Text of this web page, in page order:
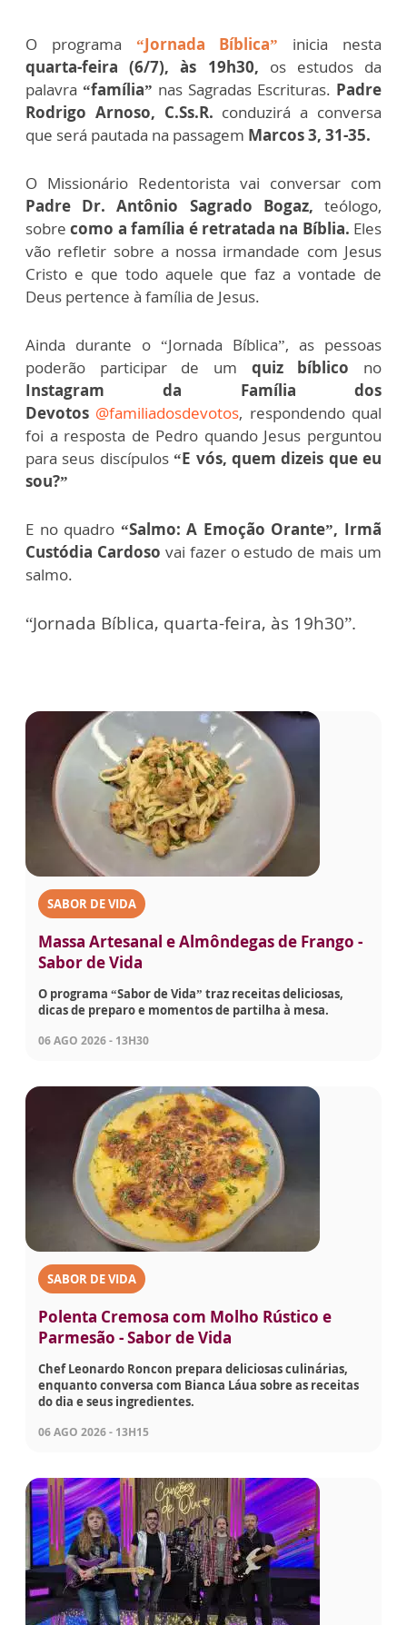
O programa “Jornada Bíblica” inicia nesta
quarta-feira (6/7), às 19h30, os estudos da
palavra “família” nas Sagradas Escrituras. Padre
Rodrigo Arnoso, C.Ss.R. conduzirá a conversa
que será pautada na passagem Marcos 3, 31-35.
O Missionário Redentorista vai conversar com
Padre Dr. Antônio Sagrado Bogaz, teólogo,
sobrecomo a família é retratada na Bíblia. Eles
vão refletir sobre a nossa irmandade com Jesus
Cristo e que todo aquele que faz a vontade de
Deus pertence à família de Jesus.
Ainda durante o “Jornada Bíblica”, as pessoas
poderão participar de um quiz bíblico no
Instagram da Família dos
Devotos @familiadosdevotos, respondendo qual
foi a resposta de Pedro quando Jesus perguntou
para seus discípulos“E vós, quem dizeis que eu
sou?”
E no quadro “Salmo: A Emoção Orante”, Irmã
Custódia Cardoso vai fazer o estudo de mais um
salmo.
“Jornada Bíblica, quarta-feira, às 19h30”.
SABOR DE VIDA
Massa Artesanal e Almôndegas de Frango -
Sabor de Vida
O programa “Sabor de Vida” traz receitas deliciosas,
dicas de preparo e momentos de partilha à mesa.
06 AGO 2026 - 13H30
SABOR DE VIDA
Polenta Cremosa com Molho Rústico e
Parmesão - Sabor de Vida
Chef Leonardo Roncon prepara deliciosas culinárias,
enquanto conversa com Bianca Láua sobre as receitas
do dia e seus ingredientes.
06 AGO 2026 - 13H15